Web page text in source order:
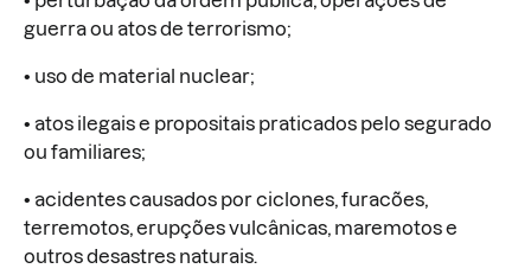
guerra ou atos de terrorismo;
• uso de material nuclear;
• atos ilegais e propositais praticados pelo segurado
ou familiares;
• acidentes causados por ciclones, furacões,
terremotos, erupções vulcânicas, maremotos e
outros desastres naturais.